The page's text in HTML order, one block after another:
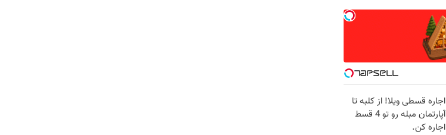
اجاره‌ قسطی ویلا! از کلبه تا
آپارتمان مبله رو تو 4 قسط
اجاره کن.